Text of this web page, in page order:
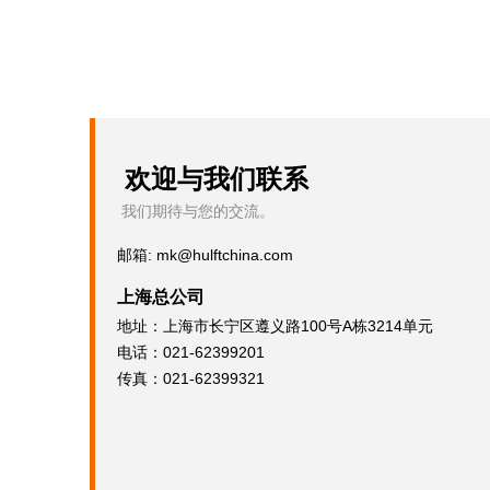
欢迎与我们联系
我们期待与您的交流。
邮箱: mk@hulftchina.com
上海总公司
地址：上海市长宁区遵义路100号A栋3214单元
电话：021-62399201
传真：021-62399321